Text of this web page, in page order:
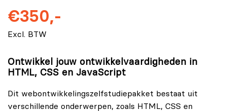
€350,-
Excl. BTW
Ontwikkel jouw ontwikkelvaardigheden in
HTML, CSS en JavaScript
Dit webontwikkelingszelfstudiepakket bestaat uit
verschillende onderwerpen, zoals HTML, CSS en